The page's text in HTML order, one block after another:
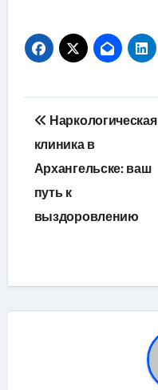
Навигация
по
записям
Наркологическая
клиника в
Архангельске: ваш
путь к
выздоровлению